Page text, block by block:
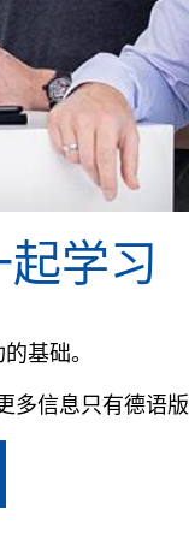
起学习
基础。
多信息只有德语